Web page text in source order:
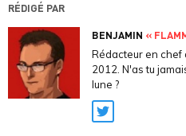
RÉDIGÉ PAR
BENJAMIN «
Rédacteur en
2012. N'as tu
lune ?
Twitter